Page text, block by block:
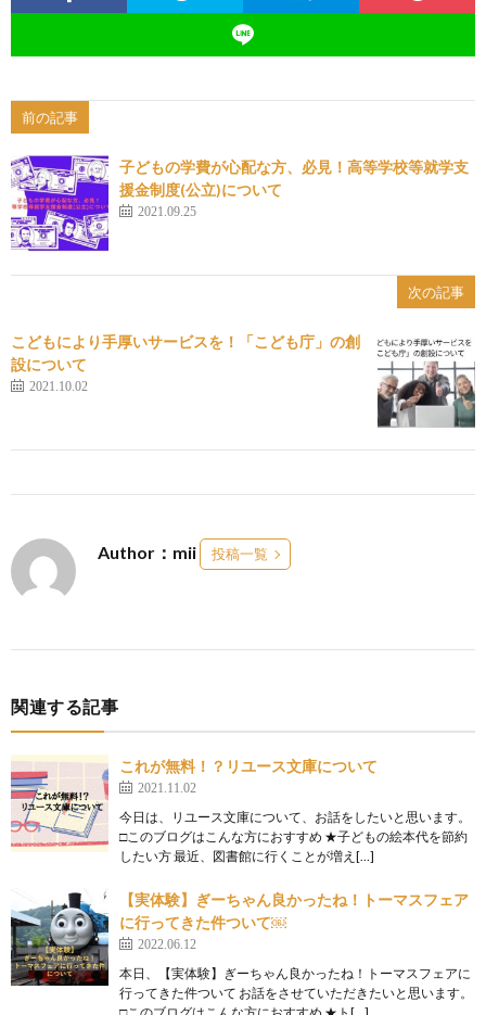
前の記事
子どもの学費が心配な方、必見！高等学校等就学支
援金制度(公立)について
2021.09.25
次の記事
こどもにより手厚いサービスを！「こども庁」の創
設について
2021.10.02
Author：mii 投稿一覧
関連する記事
これが無料！？リユース文庫について
2021.11.02
今日は、リユース文庫について、お話をしたいと思います。
□このブログはこんな方におすすめ ★子どもの絵本代を節約
したい方 最近、図書館に行くことが増え[…]
【実体験】ぎーちゃん良かったね！トーマスフェア
に行ってきた件ついて￼
2022.06.12
本日、【実体験】ぎーちゃん良かったね！トーマスフェアに
行ってきた件ついて お話をさせていただきたいと思います。